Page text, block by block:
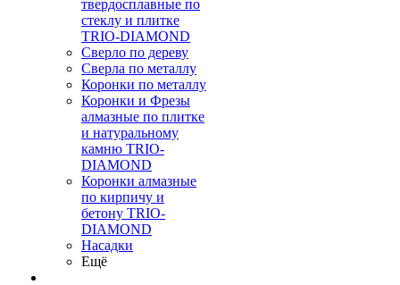
твердосплавные по
стеклу и плитке
TRIO-DIAMOND
Сверло по дереву
Сверла по металлу
Коронки по металлу
Коронки и Фрезы
алмазные по плитке
и натуральному
камню TRIO-
DIAMOND
Коронки алмазные
по кирпичу и
бетону TRIO-
DIAMOND
Насадки
Ещё